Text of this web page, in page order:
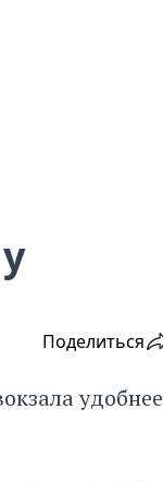
Поделиться
удобнее